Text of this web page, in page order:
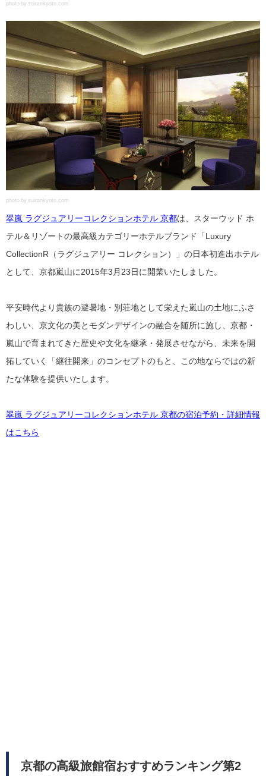
photo by suirankyoto.com
photo by suirankyoto.com
翠嵐 ラグジュアリーコレクションホテル 京都は、スターウッド ホ
テル＆リゾートの最高級カテゴリーホテルブランド「Luxury
CollectionR（ラグジュアリー コレクション）」の日本初進出ホテル
として、京都嵐山に2015年3月23日に開業いたしました。
平安時代より貴族の避暑地・別荘地として栄えた嵐山の土地にふさ
わしい、京文化の美とモダンデザインの融合を随所に施し、京都・
嵐山で育まれてきた歴史や文化を継承・発展させながら、未来を開
拓していく「継往開来」のコンセプトのもと、この地ならではの新
たな体験を提供いたします。
翠嵐 ラグジュアリーコレクションホテル 京都の宿泊予約・詳細情報
はこちら
京都の高級旅館宿おすすめランキング第2